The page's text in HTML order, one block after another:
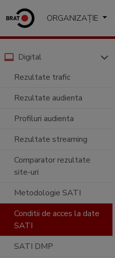
ORGANIZAȚIE
Digital
Rezultate trafic
Rezultate audienta
Profiluri audienta
Rezultate streaming
Comparator rezultate
site-uri
Metodologie SATI
Conditii de acces la date
SATI
SATI DMP